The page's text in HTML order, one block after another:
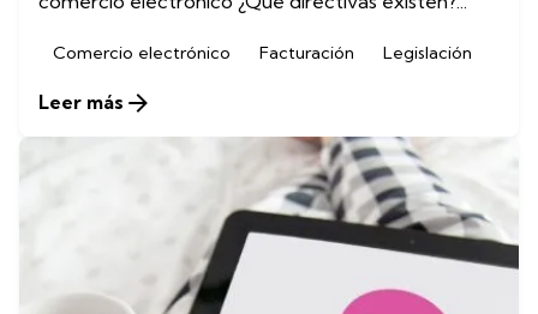
Comercio electrónico Facturación Legislación
Leer más